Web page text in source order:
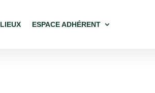
LIEUX ESPACE ADHÉRENT